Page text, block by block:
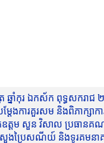
ាំកុរ ឯកស័ក ពុទ្ធសករាជ
ការគួរសម និងពិភាក្សាកា
ត្តម សួន វិសាល ប្រធានគណ
ក្រសួងប្រៃសណីយ៍ និងទូរគ